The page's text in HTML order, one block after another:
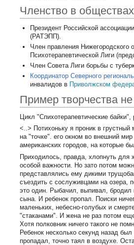
Членство в
Президент Российской
(РАТЭПП).
Член правления
Психотерапевтической Лиги
Член Совета Лиги борьбы с
Координатор Северного
инвалидов в Приволжском
Пример творчества
Цикл "Спихотерапевтические
<..> Потихоньку я проник в
на "точке". его окном во внешний
американских городов, на которые
Приходилось, правда, хлопнуть для
особой важности. Но зато потом
представлялись ему дикими
съездить с сослуживцами на
это один. Рыбачил, выпивал, бродил
сына. И ребенок пропал. Поиски
маленьких, небесно-голубых и
"стаканами". И жена не раз потом
Хотя полковник ничего такого не
Ребенок несколько секунд назад
пропадал, точно таял в воздухе.